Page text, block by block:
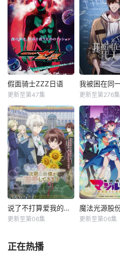
假面骑士ZZZ日语
更新至第47集 更新至第276集
说了不打算爱我的公爵继承人，不知为何对我宠爱有加
更新至第06集 更新至第06集
正在热播